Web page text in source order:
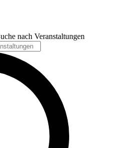
nach Veranstaltungen